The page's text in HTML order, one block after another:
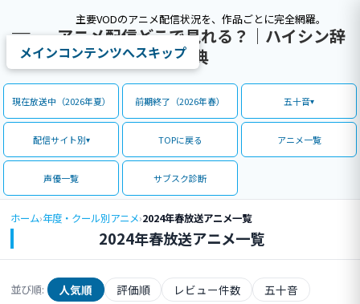
主要VODのアニメ配信状況を、作品ごとに完全網羅。
アニメ配信どこで見れる？｜ハイシン辞
典
メインコンテンツへスキップ
現在放送中（2026年夏） 前期終了（2026年春） 五十音
配信サイト別 TOPに戻る アニメ一覧
声優一覧 サブスク診断
ホーム›年度・クール別アニメ›2024年春放送アニメ一覧
2024年春放送アニメ一覧
並び順: 人気順 評価順 レビュー件数 五十音